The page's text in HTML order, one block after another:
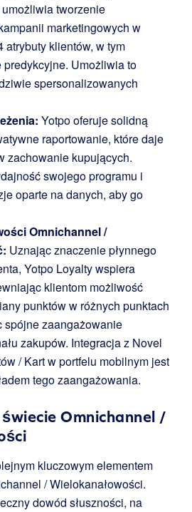
tworzenie
marketingowych w
atrybuty klientów, w tym
Umożliwia to
spersonalizowanych
Yotpo oferuje solidną
raportowanie, które daje
zachowanie kupujących.
swojego programu i
oparte na danych, aby go
Omnichannel /
Uznając znaczenie płynnego
Yotpo Loyalty wspiera
klientom możliwość
punktów w różnych punktach
spójne zaangażowanie
zakupów. Integracja z Novel
/ Kart w portfelu mobilnym jest
tego zaangażowania.
świecie Omnichannel /
kluczowym elementem
/ Wielokanałowości.
dowód słuszności, na